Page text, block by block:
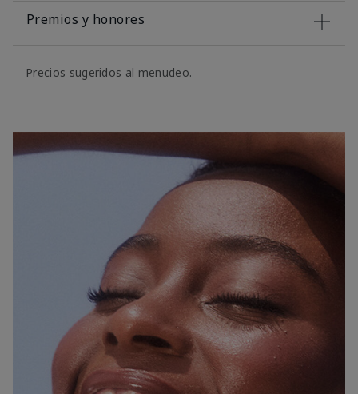
Premios y honores
Precios sugeridos al menudeo.